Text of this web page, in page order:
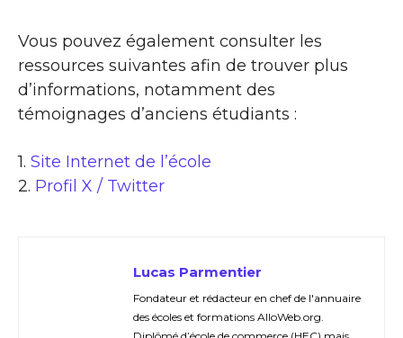
Vous pouvez également consulter les
ressources suivantes afin de trouver plus
d’informations, notamment des
témoignages d’anciens étudiants :
1. Site Internet de l’école
2. Profil X / Twitter
Lucas Parmentier
Fondateur et rédacteur en chef de l'annuaire
des écoles et formations AlloWeb.org.